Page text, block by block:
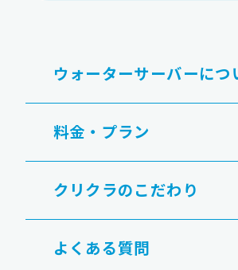
ウォーターサーバーにつ
料金・プラン
クリクラのこだわり
よくある質問